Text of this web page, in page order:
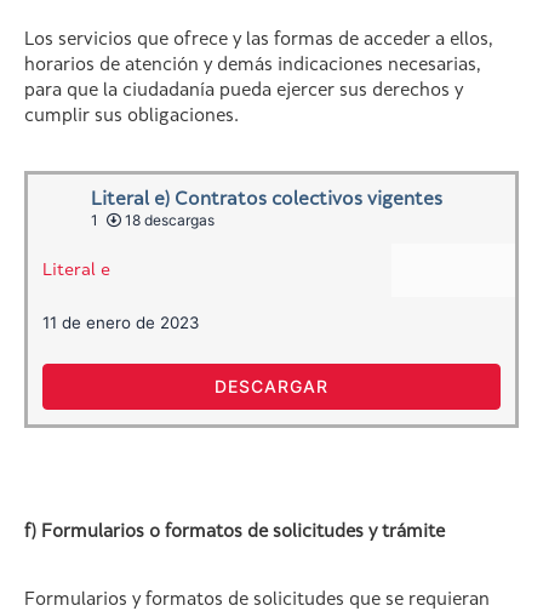
Los servicios que ofrece y las formas de acceder a ellos,
horarios de atención y demás indicaciones necesarias,
para que la ciudadanía pueda ejercer sus derechos y
cumplir sus obligaciones.
Literal e) Contratos colectivos vigentes
1
18 descargas
Literal e
11 de enero de 2023
DESCARGAR
f) Formularios o formatos de solicitudes y trámite
Formularios y formatos de solicitudes que se requieran